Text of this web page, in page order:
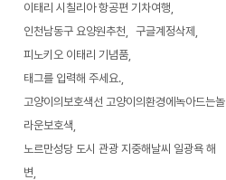
이태리 시칠리아 항공편 기차여행
인천남동구 요양원추천
구글계정삭제
피노키오 이태리 기념품
태그를 입력해 주세요.
고양이의보호색선 고양이의환경에녹아드는놀
라운보호색
노르만성당 도시 관광 지중해날씨 일광욕 해
변